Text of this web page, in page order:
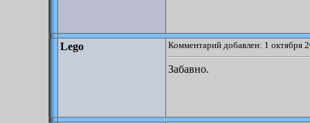
Lego Комментарий добавлен: 1 октября
Забавно.